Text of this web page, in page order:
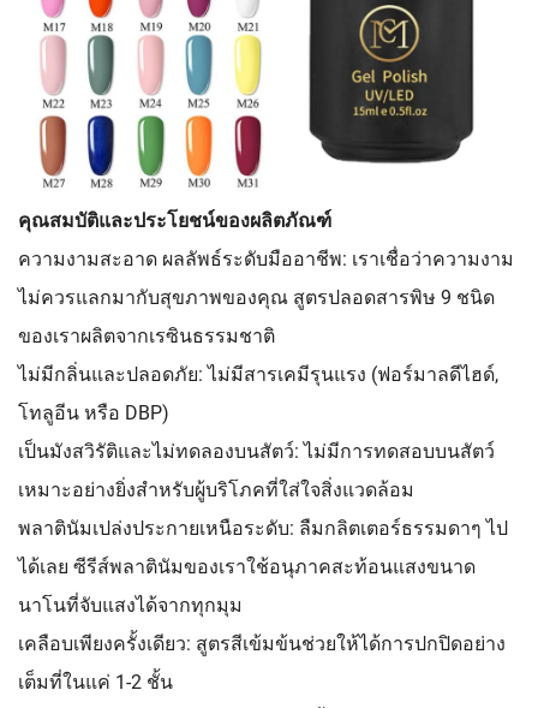
คุณสมบัติและประโยชน์ของผลิตภัณฑ์
ความงามสะอาด ผลลัพธ์ระดับมืออาชีพ: เราเชื่อว่าความงาม
ไม่ควรแลกมากับสุขภาพของคุณ สูตรปลอดสารพิษ 9 ชนิด
ของเราผลิตจากเรซินธรรมชาติ
ไม่มีกลิ่นและปลอดภัย: ไม่มีสารเคมีรุนแรง (ฟอร์มาลดีไฮด์,
โทลูอีน หรือ DBP)
เป็นมังสวิรัติและไม่ทดลองบนสัตว์: ไม่มีการทดสอบบนสัตว์
เหมาะอย่างยิ่งสำหรับผู้บริโภคที่ใส่ใจสิ่งแวดล้อม
พลาตินัมเปล่งประกายเหนือระดับ: ลืมกลิตเตอร์ธรรมดาๆ ไป
ได้เลย ซีรีส์พลาตินัมของเราใช้อนุภาคสะท้อนแสงขนาด
นาโนที่จับแสงได้จากทุกมุม
เคลือบเพียงครั้งเดียว: สูตรสีเข้มข้นช่วยให้ได้การปกปิดอย่าง
เต็มที่ในแค่ 1-2 ชั้น